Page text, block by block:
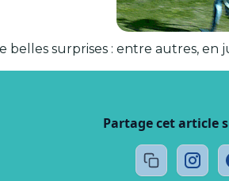
belles surprises : entre autres, en
Partage cet article